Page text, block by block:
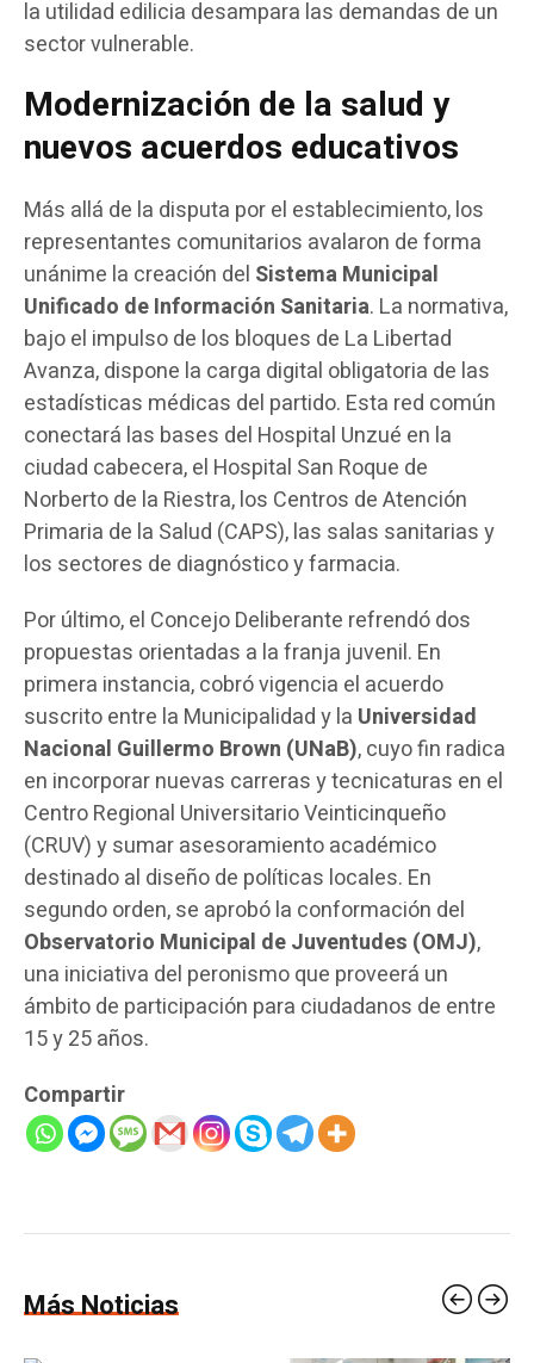
la utilidad edilicia desampara las demandas de un
sector vulnerable.
Modernización de la salud y
nuevos acuerdos educativos
Más allá de la disputa por el establecimiento, los
representantes comunitarios avalaron de forma
unánime la creación del Sistema Municipal
Unificado de Información Sanitaria. La normativa,
bajo el impulso de los bloques de La Libertad
Avanza, dispone la carga digital obligatoria de las
estadísticas médicas del partido. Esta red común
conectará las bases del Hospital Unzué en la
ciudad cabecera, el Hospital San Roque de
Norberto de la Riestra, los Centros de Atención
Primaria de la Salud (CAPS), las salas sanitarias y
los sectores de diagnóstico y farmacia.
Por último, el Concejo Deliberante refrendó dos
propuestas orientadas a la franja juvenil. En
primera instancia, cobró vigencia el acuerdo
suscrito entre la Municipalidad y la Universidad
Nacional Guillermo Brown (UNaB), cuyo fin radica
en incorporar nuevas carreras y tecnicaturas en el
Centro Regional Universitario Veinticinqueño
(CRUV) y sumar asesoramiento académico
destinado al diseño de políticas locales. En
segundo orden, se aprobó la conformación del
Observatorio Municipal de Juventudes (OMJ),
una iniciativa del peronismo que proveerá un
ámbito de participación para ciudadanos de entre
15 y 25 años.
Compartir
Más Noticias